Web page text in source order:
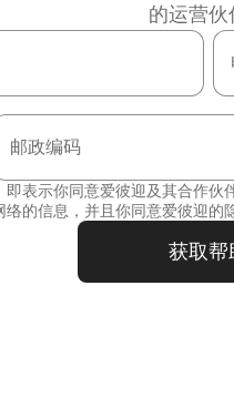
的运营伙
邮政编码
即表示你同意爱彼迎及其合作
络的信息，并且你同意爱彼迎的
获取帮